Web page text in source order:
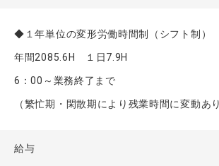
◆１年単位の変形労働時間制（シフト制）
年間2085.6H １日7.9H
6：00～業務終了まで
（繁忙期・閑散期により残業時間に変動あり
給与